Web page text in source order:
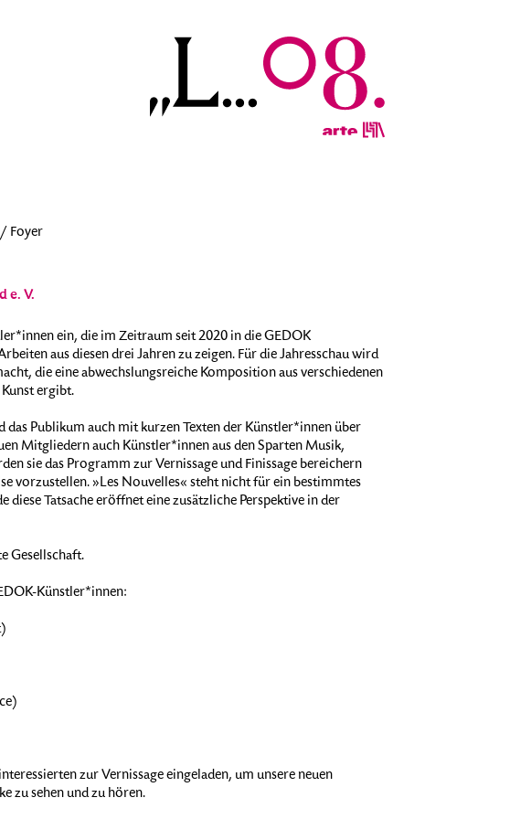
/ Foyer
e. V.
ein, die im Zeitraum seit 2020 in die GEDOK
aus diesen drei Jahren zu zeigen. Für die Jahresschau wird
die eine abwechslungsreiche Komposition aus verschiedenen
ergibt.
Publikum auch mit kurzen Texten der Künstler*innen über
Mitgliedern auch Künstler*innen aus den Sparten Musik,
sie das Programm zur Vernissage und Finissage bereichern
vorzustellen. »Les Nouvelles« steht nicht für ein bestimmtes
diese Tatsache eröffnet eine zusätzliche Perspektive in der
Gesellschaft.
Künstler*innen:
zur Vernissage eingeladen, um unsere neuen
zu sehen und zu hören.